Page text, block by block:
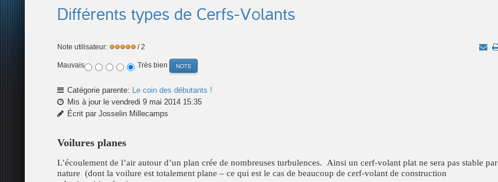
Différents types de Cerfs-Volants
Note utilisateur: / 2
Mauvais Très bien
Catégorie parente: Le coin des débutants !
Mis à jour le vendredi 9 mai 2014 15:35
Écrit par Josselin Millecamps
Voilures planes
L’écoulement de l’air autour d’un plan crée de nombreuses turbulences. Ainsi un cerf-volant plat ne sera pas stable par
nature (dont la voilure est totalement plane – ce qui est le cas de beaucoup de cerf-volant de construction